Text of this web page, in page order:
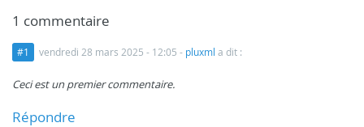
1 commentaire
#1 vendredi 28 mars 2025 - 12:05 - pluxml a dit :
Ceci est un premier commentaire.
Répondre